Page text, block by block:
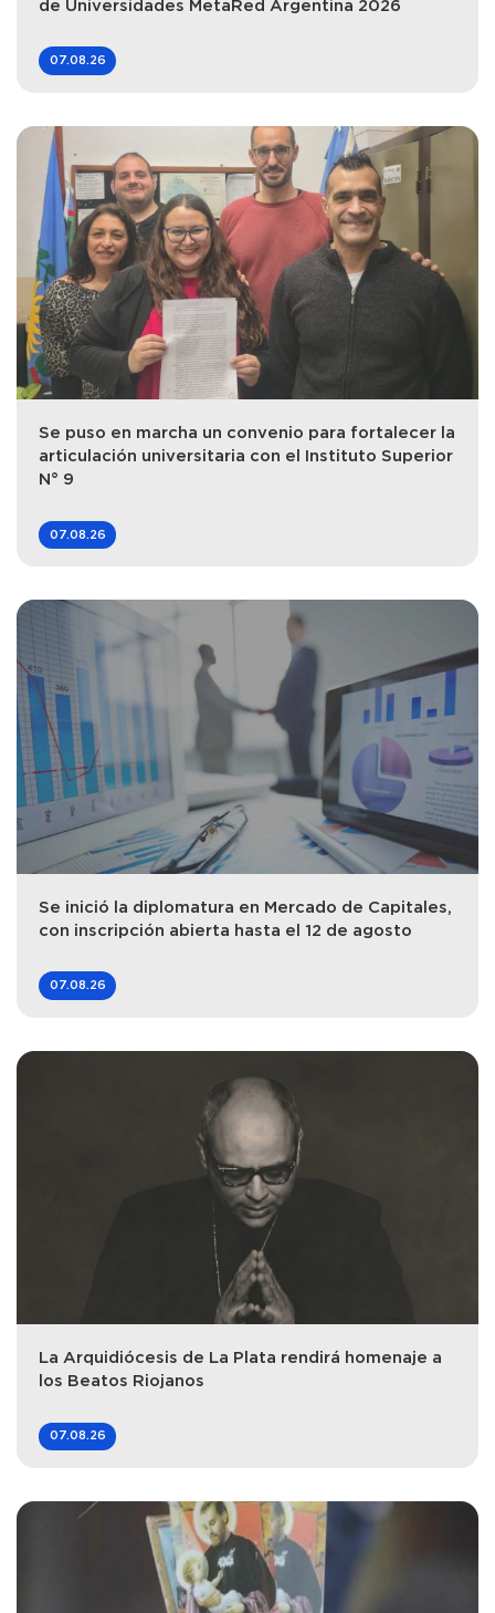
de Universidades MetaRed Argentina 2026
07.08.26
Se puso en marcha un convenio para fortalecer la
articulación universitaria con el Instituto Superior
N° 9
07.08.26
Se inició la diplomatura en Mercado de Capitales,
con inscripción abierta hasta el 12 de agosto
07.08.26
La Arquidiócesis de La Plata rendirá homenaje a
los Beatos Riojanos
07.08.26